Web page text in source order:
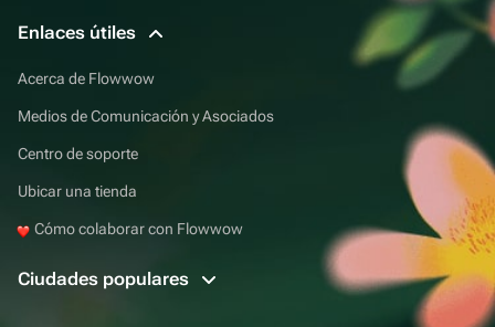
Enlaces útiles
Acerca de Flowwow
Medios de Comunicación y Asociados
Centro de soporte
Ubicar una tienda
Cómo colaborar con Flowwow
Ciudades populares